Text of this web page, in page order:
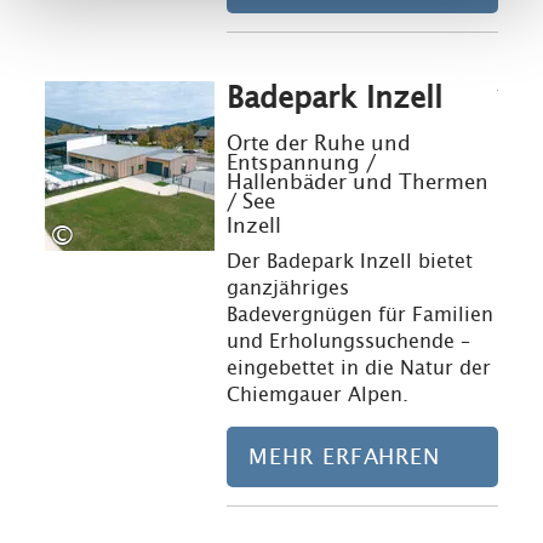
©
Badepark Inzell
Orte der Ruhe und
Entspannung /
Hallenbäder und Thermen
/ See
Inzell
Der Badepark Inzell bietet
ganzjähriges
Badevergnügen für Familien
und Erholungssuchende –
eingebettet in die Natur der
Chiemgauer Alpen.
MEHR ERFAHREN